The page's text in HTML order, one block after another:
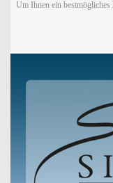
Um Ihnen ein